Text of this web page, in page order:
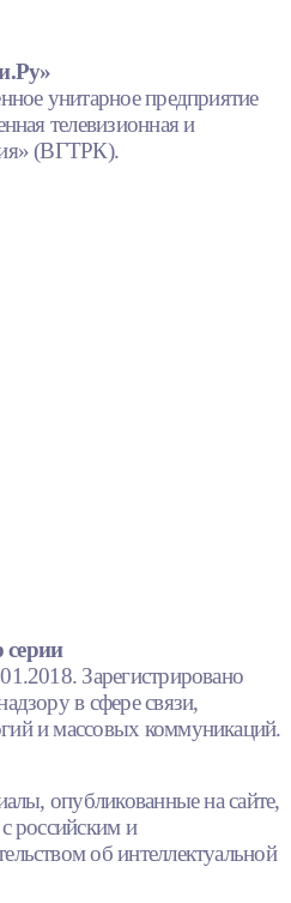
унитарное предприятие
телевизионная и
(ВГТРК).
Зарегистрировано
в сфере связи,
и массовых коммуникаций.
опубликованные на сайте,
российским и
об интеллектуальной